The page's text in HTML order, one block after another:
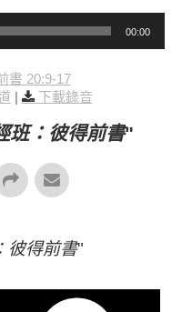
00:00
書 20:9-17
| 下載錄音
班：彼得前書"
彼得前書"